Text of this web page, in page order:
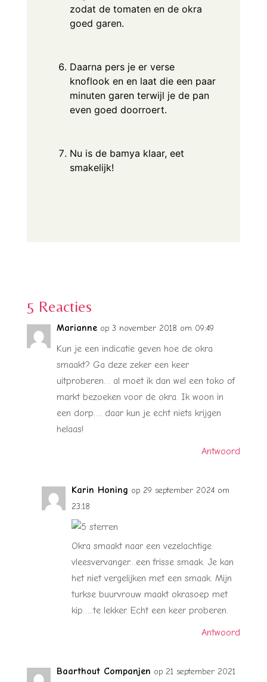
zodat de tomaten en de okra
goed garen.
Daarna pers je er verse
knoflook en en laat die een paar
minuten garen terwijl je de pan
even goed doorroert.
Nu is de bamya klaar, eet
smakelijk!
5 Reacties
Marianne op 3 november 2018 om 09:49
Kun je een indicatie geven hoe de okra
smaakt? Ga deze zeker een keer
uitproberen… al moet ik dan wel een toko of
markt bezoeken voor de okra. Ik woon in
een dorp…. daar kun je echt niets krijgen
helaas!
Antwoord
Karin Honing op 29 september 2024 om
23:18
Okra smaakt naar een vezelachtige
vleesvervanger…een frisse smaak. Je kan
het niet vergelijken met een smaak. Mijn
turkse buurvrouw maakt okrasoep met
kip…..te lekker. Echt een keer proberen.
Antwoord
Baarthout Companjen op 21 september 2021